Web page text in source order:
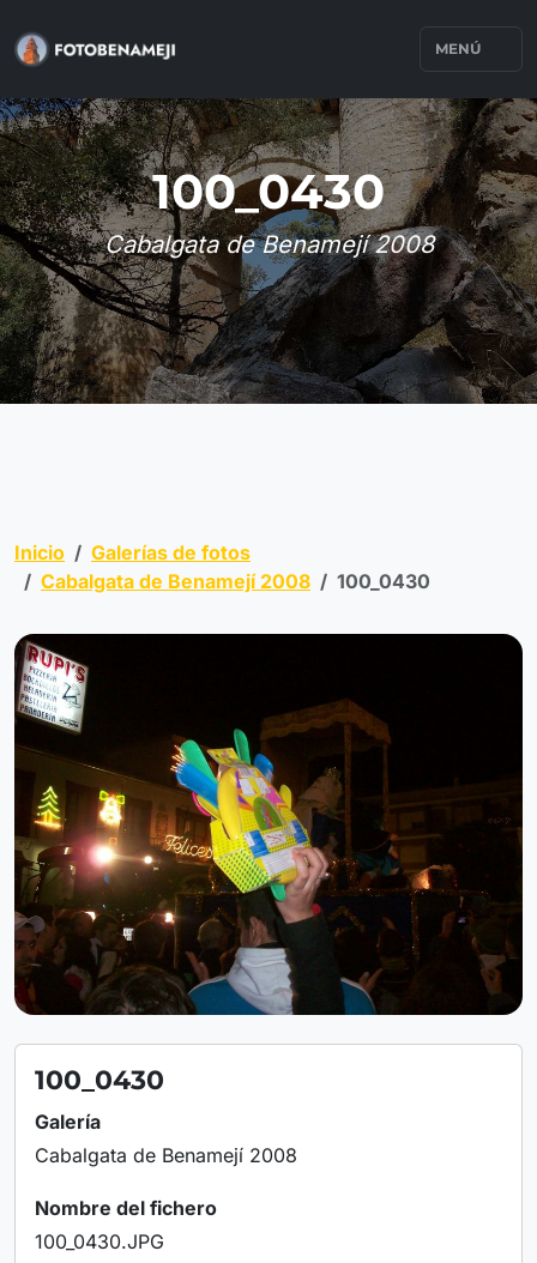
MENÚ
100_0430
Cabalgata de Benamejí 2008
Inicio
Galerías de fotos
Cabalgata de Benamejí 2008
100_0430
100_0430
Galería
Cabalgata de Benamejí 2008
Nombre del fichero
100_0430.JPG